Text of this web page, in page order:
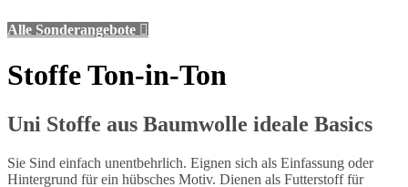
Alle Sonderangebote 
Stoffe Ton-in-Ton
Uni Stoffe aus Baumwolle ideale Basics
Sie Sind einfach unentbehrlich. Eignen sich als Einfassung oder
Hintergrund für ein hübsches Motiv. Dienen als Futterstoff für